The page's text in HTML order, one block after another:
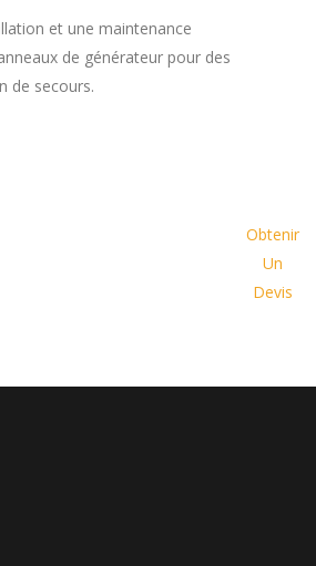
et une maintenance
de générateur pour des
de secours.
Obtenir
Un
Devis